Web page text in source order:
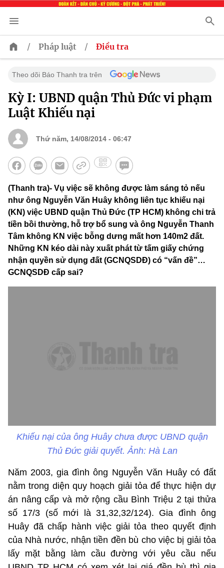
/ Pháp luật / Điều tra
Theo dõi Báo Thanh tra trên
Kỳ I: UBND quận Thủ Đức vi phạm
Luật Khiếu nại
Thứ năm, 14/08/2014 - 06:47
(Thanh tra)- Vụ việc sẽ không được làm sáng tỏ nếu
như ông Nguyễn Văn Huây không liên tục khiếu nại
(KN) việc UBND quận Thủ Đức (TP HCM) không chi trả
tiền bồi thường, hỗ trợ bổ sung và ông Nguyễn Thanh
Tâm không KN việc bỗng dưng mất hơn 140m2 đất.
Những KN kéo dài này xuất phát từ tấm giấy chứng
nhận quyền sử dụng đất (GCNQSDĐ) có “vấn đề”…
GCNQSDĐ cấp sai?
Khiếu nại của ông Huây chưa được UBND quận
Thủ Đức giải quyết. Ảnh: Hà Lan
Năm 2003, gia đình ông Nguyễn Văn Huây có đất
nằm trong diện quy hoạch giải tỏa để thực hiện dự
án nâng cấp và mở rộng cầu Bình Triệu 2 tại thửa
số 17/3 (số mới là 31,32,32/124). Gia đình ông
Huây đã chấp hành việc giải tỏa theo quyết định
của Nhà nước, nhận tiền đền bù cho việc bị giải tỏa
lấy mặt bằng làm cầu đường với yêu cầu nếu